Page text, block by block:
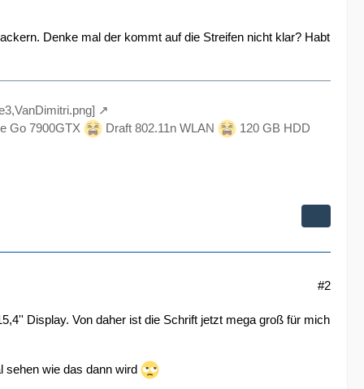
Denke mal der kommt auf die Streifen nicht klar? Habt
Go 7900GTX
Draft 802.11n WLAN 120 GB HDD
#2
Display. Von daher ist die Schrift jetzt mega groß für mich
sehen wie das dann wird